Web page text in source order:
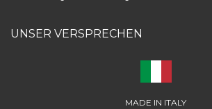
UNSER VERSPRECHEN
MADE IN ITALY